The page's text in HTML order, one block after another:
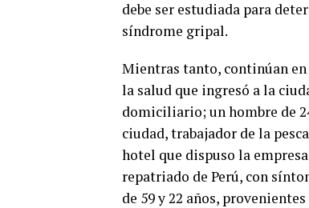
debe ser estudiada para
síndrome gripal.
Mientras tanto, continúan
la salud que ingresó a la
domiciliario; un hombre de
ciudad, trabajador de la
hotel que dispuso la
repatriado de Perú, con
de 59 y 22 años,